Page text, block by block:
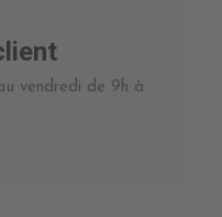
vendredi de 9h à